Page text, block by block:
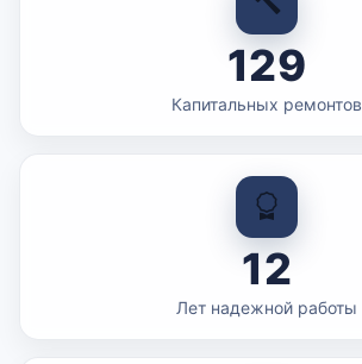
129
Капитальных ремонтов
12
Лет надежной работы